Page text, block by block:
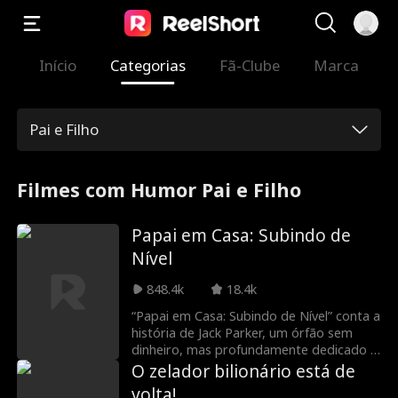
Início Categorias Fã-Clube Marca
Pai e Filho
Filmes com Humor Pai e Filho
Papai em Casa: Subindo de
Nível
848.4k
18.4k
“Papai em Casa: Subindo de Nível” conta a
história de Jack Parker, um órfão sem
dinheiro, mas profundamente dedicado à
esposa e ao filho. Infelizmente para Jack,
a família da esposa sempre o desaprovou
O zelador bilionário está de